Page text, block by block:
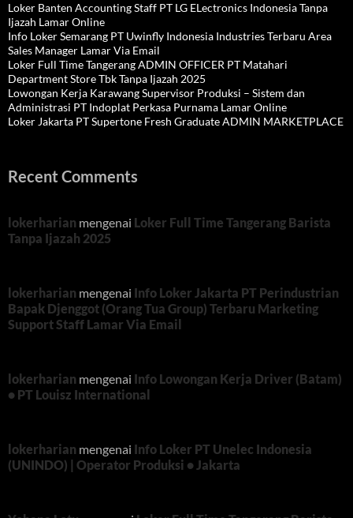
Loker Banten Accounting Staff PT LG ELectronics Indonesia Tanpa
Ijazah Lamar Online
Info Loker Semarang PT Uwinfly Indonesia Industries Terbaru Area
Sales Manager Lamar Via Email
Loker Full Time Tangerang ADMIN OFFICER PT Matahari
Department Store Tbk Tanpa Ijazah 2025
Lowongan Kerja Karawang Supervisor Produksi – Sistem dan
Administrasi PT Indoplat Perkasa Purnama Lamar Online
Loker Jakarta PT Supertone Fresh Graduate ADMIN MARKETPLACE
Recent Comments
lokerharian mengenai Loker Full Time Tangerang Barista
Tanpa Ijazah 2025
lokerharian mengenai Info Loker Jakarta PT Perindustrian
Bapak Djenggot (Orang Tua Group) Terbaru Marketing
Support Staff Lamar Via Email
lokerharian mengenai Info Lowongan Kerja Driver (Batam)
• PT Louisz International
lokerharian mengenai Info Loker PT Unelec Indonesia
(UNINDO) | Operator Produksi • Jakarta